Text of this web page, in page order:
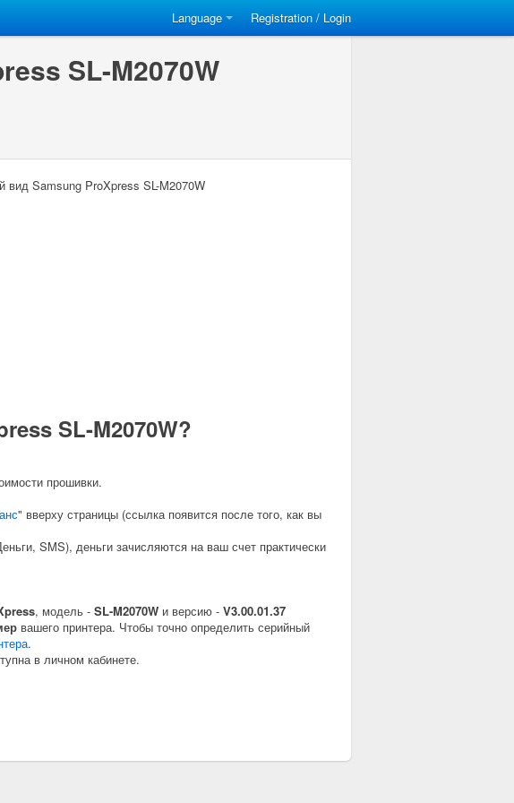
Language Registration / Login
SL-M2070W
SL-M2070W?
прошивки.
" вверху страницы (ссылка появится после того, как вы
SMS), деньги зачисляются на ваш счет практически
, модель - SL-M2070W и версию - V3.00.01.37
вашего принтера. Чтобы точно определить серийный
.
в личном кабинете.